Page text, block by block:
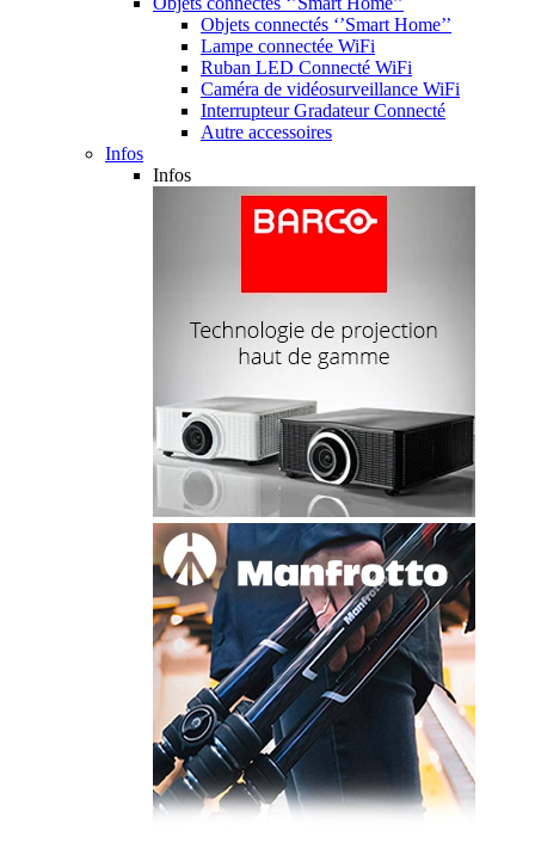
Objets connectés ‘’Smart Home’’
Lampe connectée WiFi
Ruban LED Connecté WiFi
Caméra de vidéosurveillance WiFi
Interrupteur Gradateur Connecté
Autre accessoires
Infos
Infos